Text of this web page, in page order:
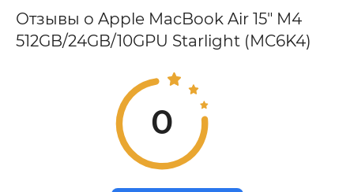
Отзывы о Apple MacBook Air 15" M4
512GB/24GB/10GPU Starlight (MC6K4)
0